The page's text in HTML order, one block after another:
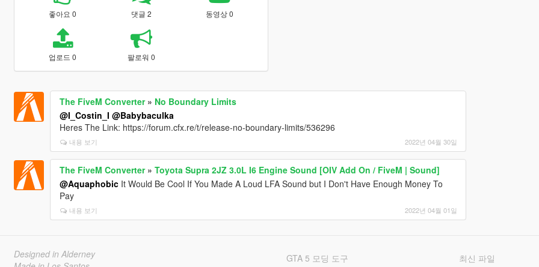
좋아요 0 댓글 2 동영상 0
업로드 0 팔로워 0
The FiveM Converter» No Boundary Limits
@I_Costin_I @Babybaculka
Heres The Link: https://forum.cfx.re/t/release-no-boundary-limits/536296
내용 보기 2022년 04월 30일
The FiveM Converter» Toyota Supra 2JZ 3.0L I6 Engine Sound [OIV Add On / FiveM | Sound]
@AquaphobicIt Would Be Cool If You Made A Loud LFA Sound but I Don't Have Enough Money To
Pay
내용 보기 2022년 04월 01일
Designed in Alderney
GTA 5 모딩 도구 최신 파일